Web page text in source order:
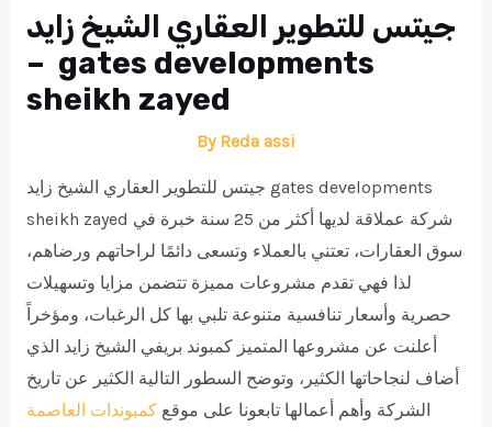
جيتس للتطوير العقاري الشيخ زايد
– gates developments
sheikh zayed
By Reda assi
جيتس للتطوير العقاري الشيخ زايد gates developments
sheikh zayed شركة عملاقة لديها أكثر من 25 سنة خبرة في
سوق العقارات، تعتني بالعملاء وتسعى دائمًا لراحاتهم ورضاهم،
لذا فهي تقدم مشروعات مميزة تتضمن مزايا وتسهيلات
حصرية وأسعار تنافسية متنوعة تلبي بها كل الرغبات، ومؤخراً
أعلنت عن مشروعها المتميز كمبوند بريفي الشيخ زايد الذي
أضاف لنجاحاتها الكثير، وتوضح السطور التالية الكثير عن تاريخ
الشركة وأهم أعمالها تابعونا على موقعكمبوندات العاصمة